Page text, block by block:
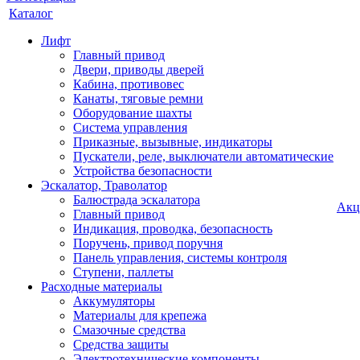
Каталог
Лифт
Главный привод
Двери, приводы дверей
Кабина, противовес
Канаты, тяговые ремни
Оборудование шахты
Система управления
Приказные, вызывные, индикаторы
Пускатели, реле, выключатели автоматические
Устройства безопасности
Эскалатор, Траволатор
Балюстрада эскалатора
Главный привод
Индикация, проводка, безопасность
Поручень, привод поручня
Панель управления, системы контроля
Ступени, паллеты
Расходные материалы
Аккумуляторы
Материалы для крепежа
Смазочные средства
Средства защиты